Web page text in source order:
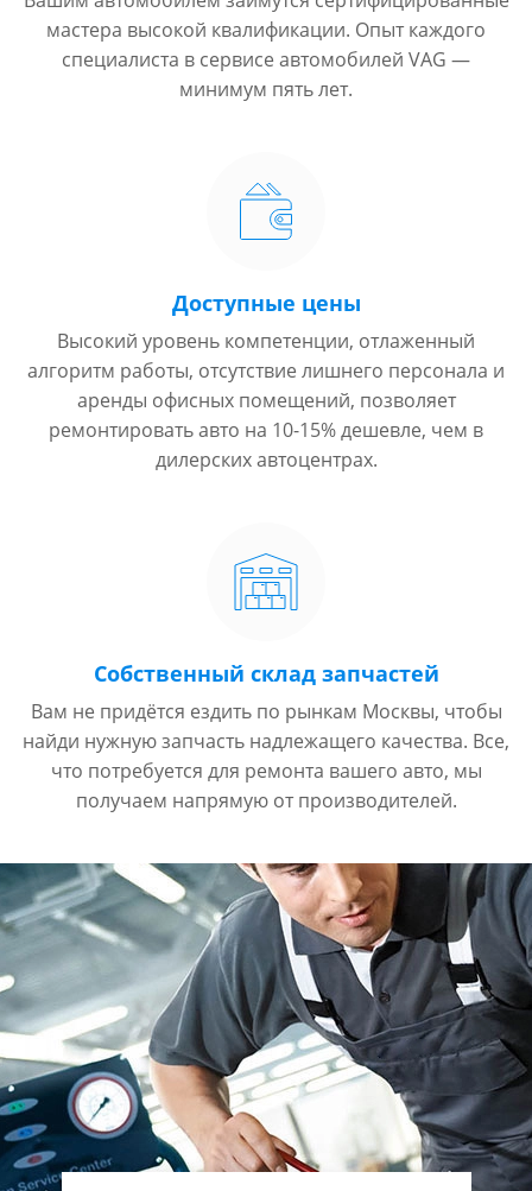
мастера высокой квалификации. Опыт каждого
специалиста в сервисе автомобилей VAG —
минимум пять лет.
Доступные цены
Высокий уровень компетенции, отлаженный
алгоритм работы, отсутствие лишнего персонала и
аренды офисных помещений, позволяет
ремонтировать авто на 10-15% дешевле, чем в
дилерских автоцентрах.
Собственный склад запчастей
Вам не придётся ездить по рынкам Москвы, чтобы
найди нужную запчасть надлежащего качества. Все,
что потребуется для ремонта вашего авто, мы
получаем напрямую от производителей.